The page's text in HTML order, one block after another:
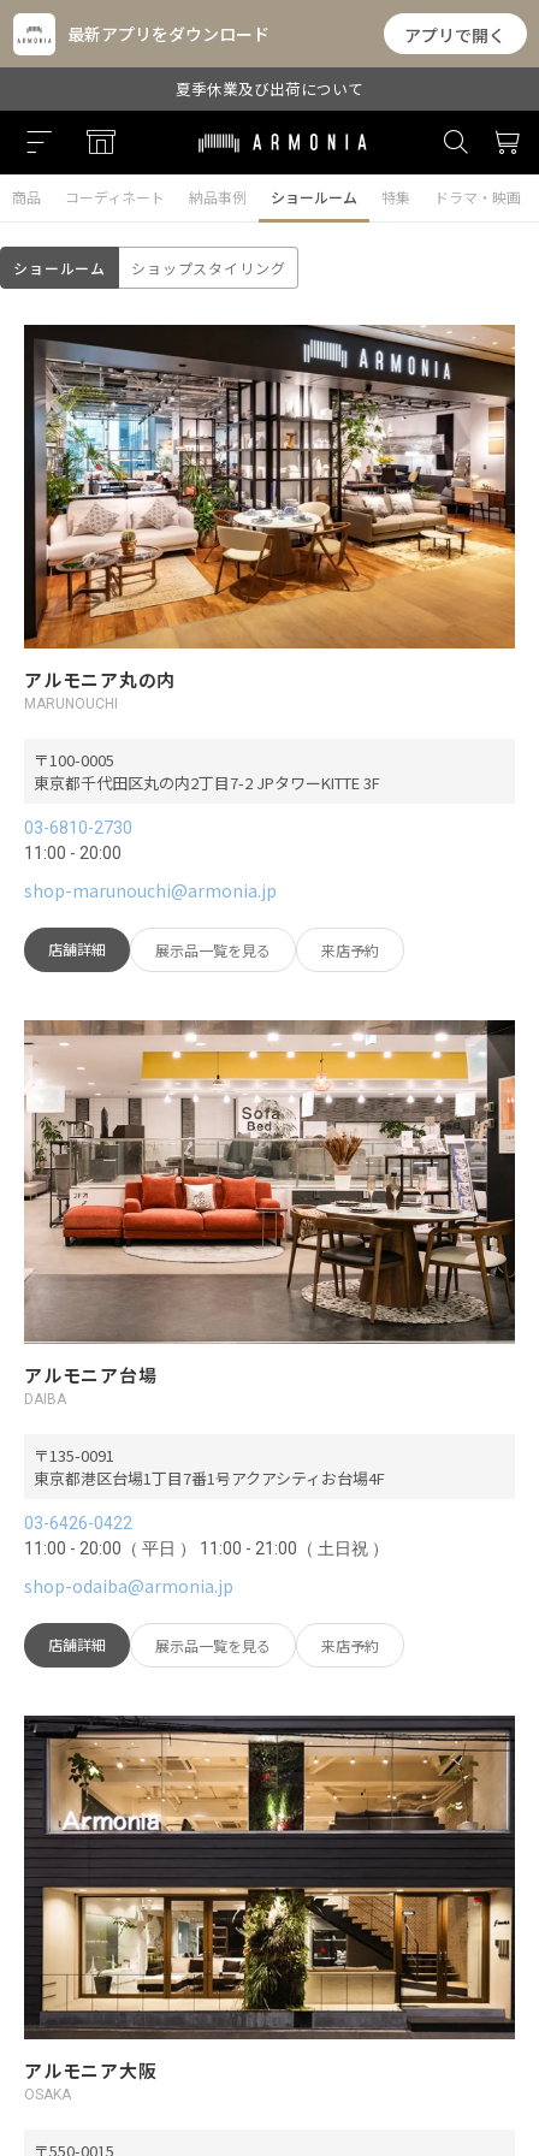
最新アプリをダウンロード アプリで開く
夏季休業及び出荷について
商品 コーディネート 納品事例 ショールーム 特集 ドラマ・映画
ショールーム ショップスタイリング
アルモニア丸の内
MARUNOUCHI
100-0005
東京都千代田区丸の内2丁目7-2 JPタワーKITTE 3F
03-6810-2730
11:00 - 20:00
shop-marunouchi@armonia.jp
店舗詳細 展示品一覧を見る 来店予約
アルモニア台場
DAIBA
135-0091
東京都港区台場1丁目7番1号アクアシティお台場4F
03-6426-0422
11:00 - 20:00（ 平日 ） 11:00 - 21:00（ 土日祝 ）
shop-odaiba@armonia.jp
店舗詳細 展示品一覧を見る 来店予約
アルモニア大阪
OSAKA
550-0015